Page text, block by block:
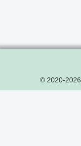
© 2020-